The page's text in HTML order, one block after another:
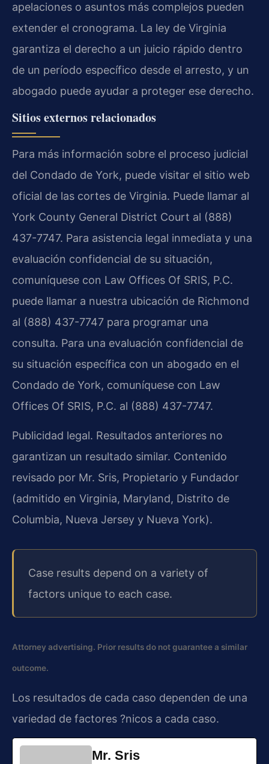
apelaciones o asuntos más complejos pueden
extender el cronograma. La ley de Virginia
garantiza el derecho a un juicio rápido dentro
de un período específico desde el arresto, y un
abogado puede ayudar a proteger ese derecho.
Sitios externos relacionados
Para más información sobre el proceso judicial
del Condado de York, puede visitar el sitio web
oficial de las cortes de Virginia. Puede llamar al
York County General District Court al (888)
437-7747. Para asistencia legal inmediata y una
evaluación confidencial de su situación,
comuníquese con Law Offices Of SRIS, P.C.
puede llamar a nuestra ubicación de Richmond
al (888) 437-7747 para programar una
consulta. Para una evaluación confidencial de
su situación específica con un abogado en el
Condado de York, comuníquese con Law
Offices Of SRIS, P.C. al (888) 437-7747.
Publicidad legal. Resultados anteriores no
garantizan un resultado similar. Contenido
revisado por Mr. Sris, Propietario y Fundador
(admitido en Virginia, Maryland, Distrito de
Columbia, Nueva Jersey y Nueva York).
Case results depend on a variety of
factors unique to each case.
Attorney advertising. Prior results do not guarantee a similar
outcome.
Los resultados de cada caso dependen de una
variedad de factores ?nicos a cada caso.
Mr. Sris